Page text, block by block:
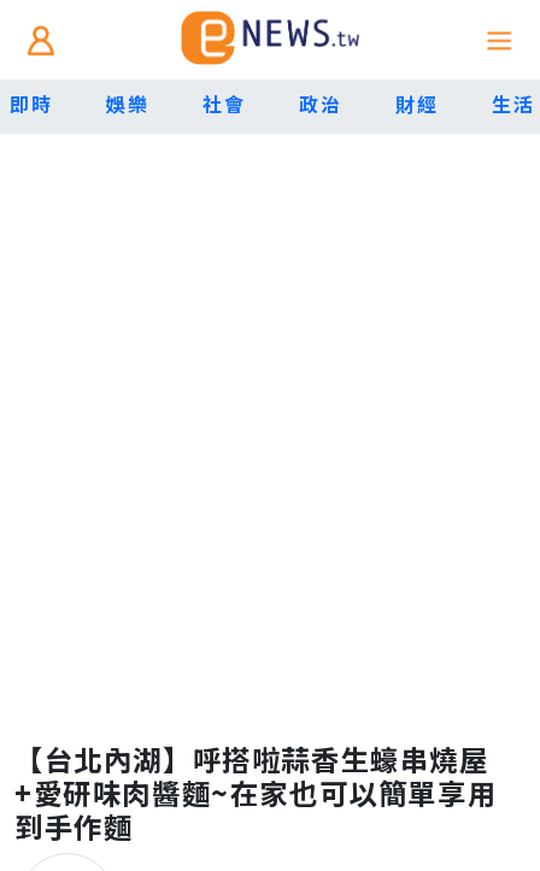
即時 娛樂 社會 政治 財經 生活
【台北內湖】呼搭啦蒜香生蠔串燒屋
+愛研味肉醬麵~在家也可以簡單享用
到手作麵